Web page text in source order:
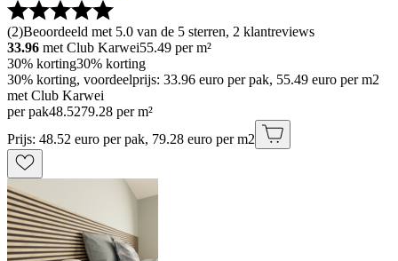
(2)Beoordeeld met 5.0 van de 5 sterren, 2 klantreviews
33.96 met Club Karwei55.49 per m²
30% korting30% korting
30% korting, voordeelprijs: 33.96 euro per pak, 55.49 euro per m2
met Club Karwei
per pak48.5279.28 per m²
Prijs: 48.52 euro per pak, 79.28 euro per m2